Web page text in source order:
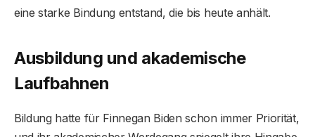
eine starke Bindung entstand, die bis heute anhält.
Ausbildung und akademische
Laufbahnen
Bildung hatte für Finnegan Biden schon immer Priorität,